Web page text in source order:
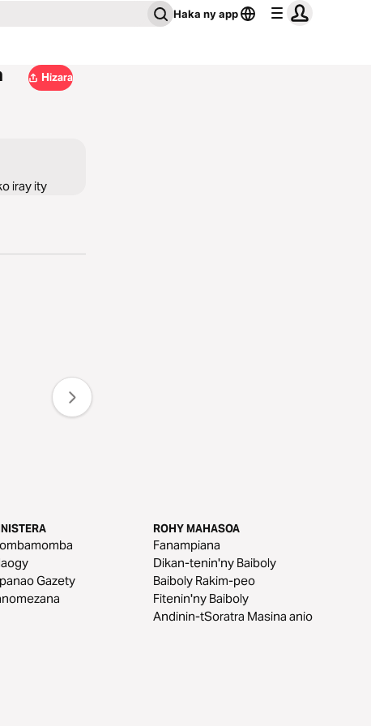
Haka ny app
Hizara
iray ity
Gazety
ROHY MAHASOA
Fanampiana
Dikan-tenin'ny Baiboly
Baiboly Rakim-peo
Fitenin'ny Baiboly
Andinin-tSoratra Masina anio